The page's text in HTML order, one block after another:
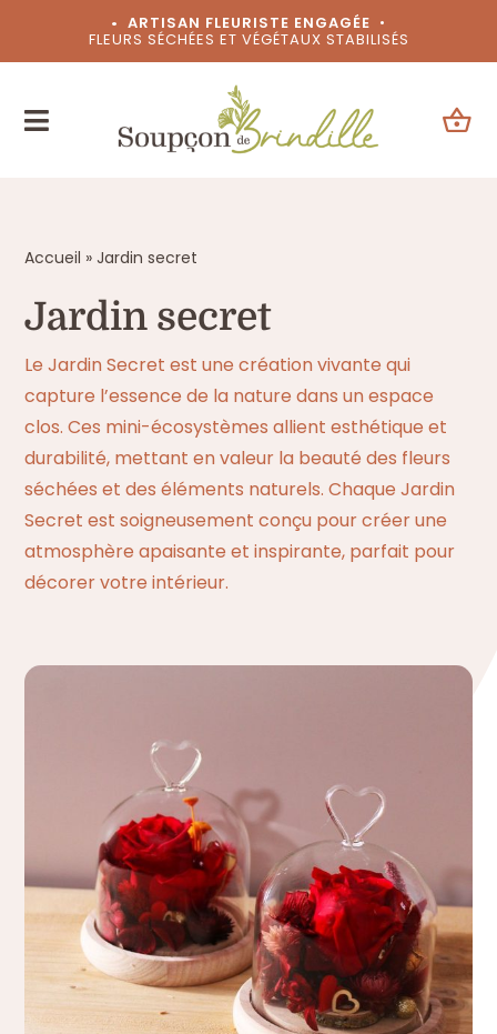
• ARTISAN FLEURISTE ENGAGÉE •
FLEURS SÉCHÉES ET VÉGÉTAUX STABILISÉS
Accueil »Jardin secret
Jardin secret
Le Jardin Secret est une création vivante qui
capture l’essence de la nature dans un espace
clos. Ces mini-écosystèmes allient esthétique et
durabilité, mettant en valeur la beauté des fleurs
séchées et des éléments naturels. Chaque Jardin
Secret est soigneusement conçu pour créer une
atmosphère apaisante et inspirante, parfait pour
décorer votre intérieur.